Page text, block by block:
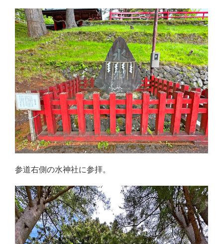
参道右側の水神社に参拝。